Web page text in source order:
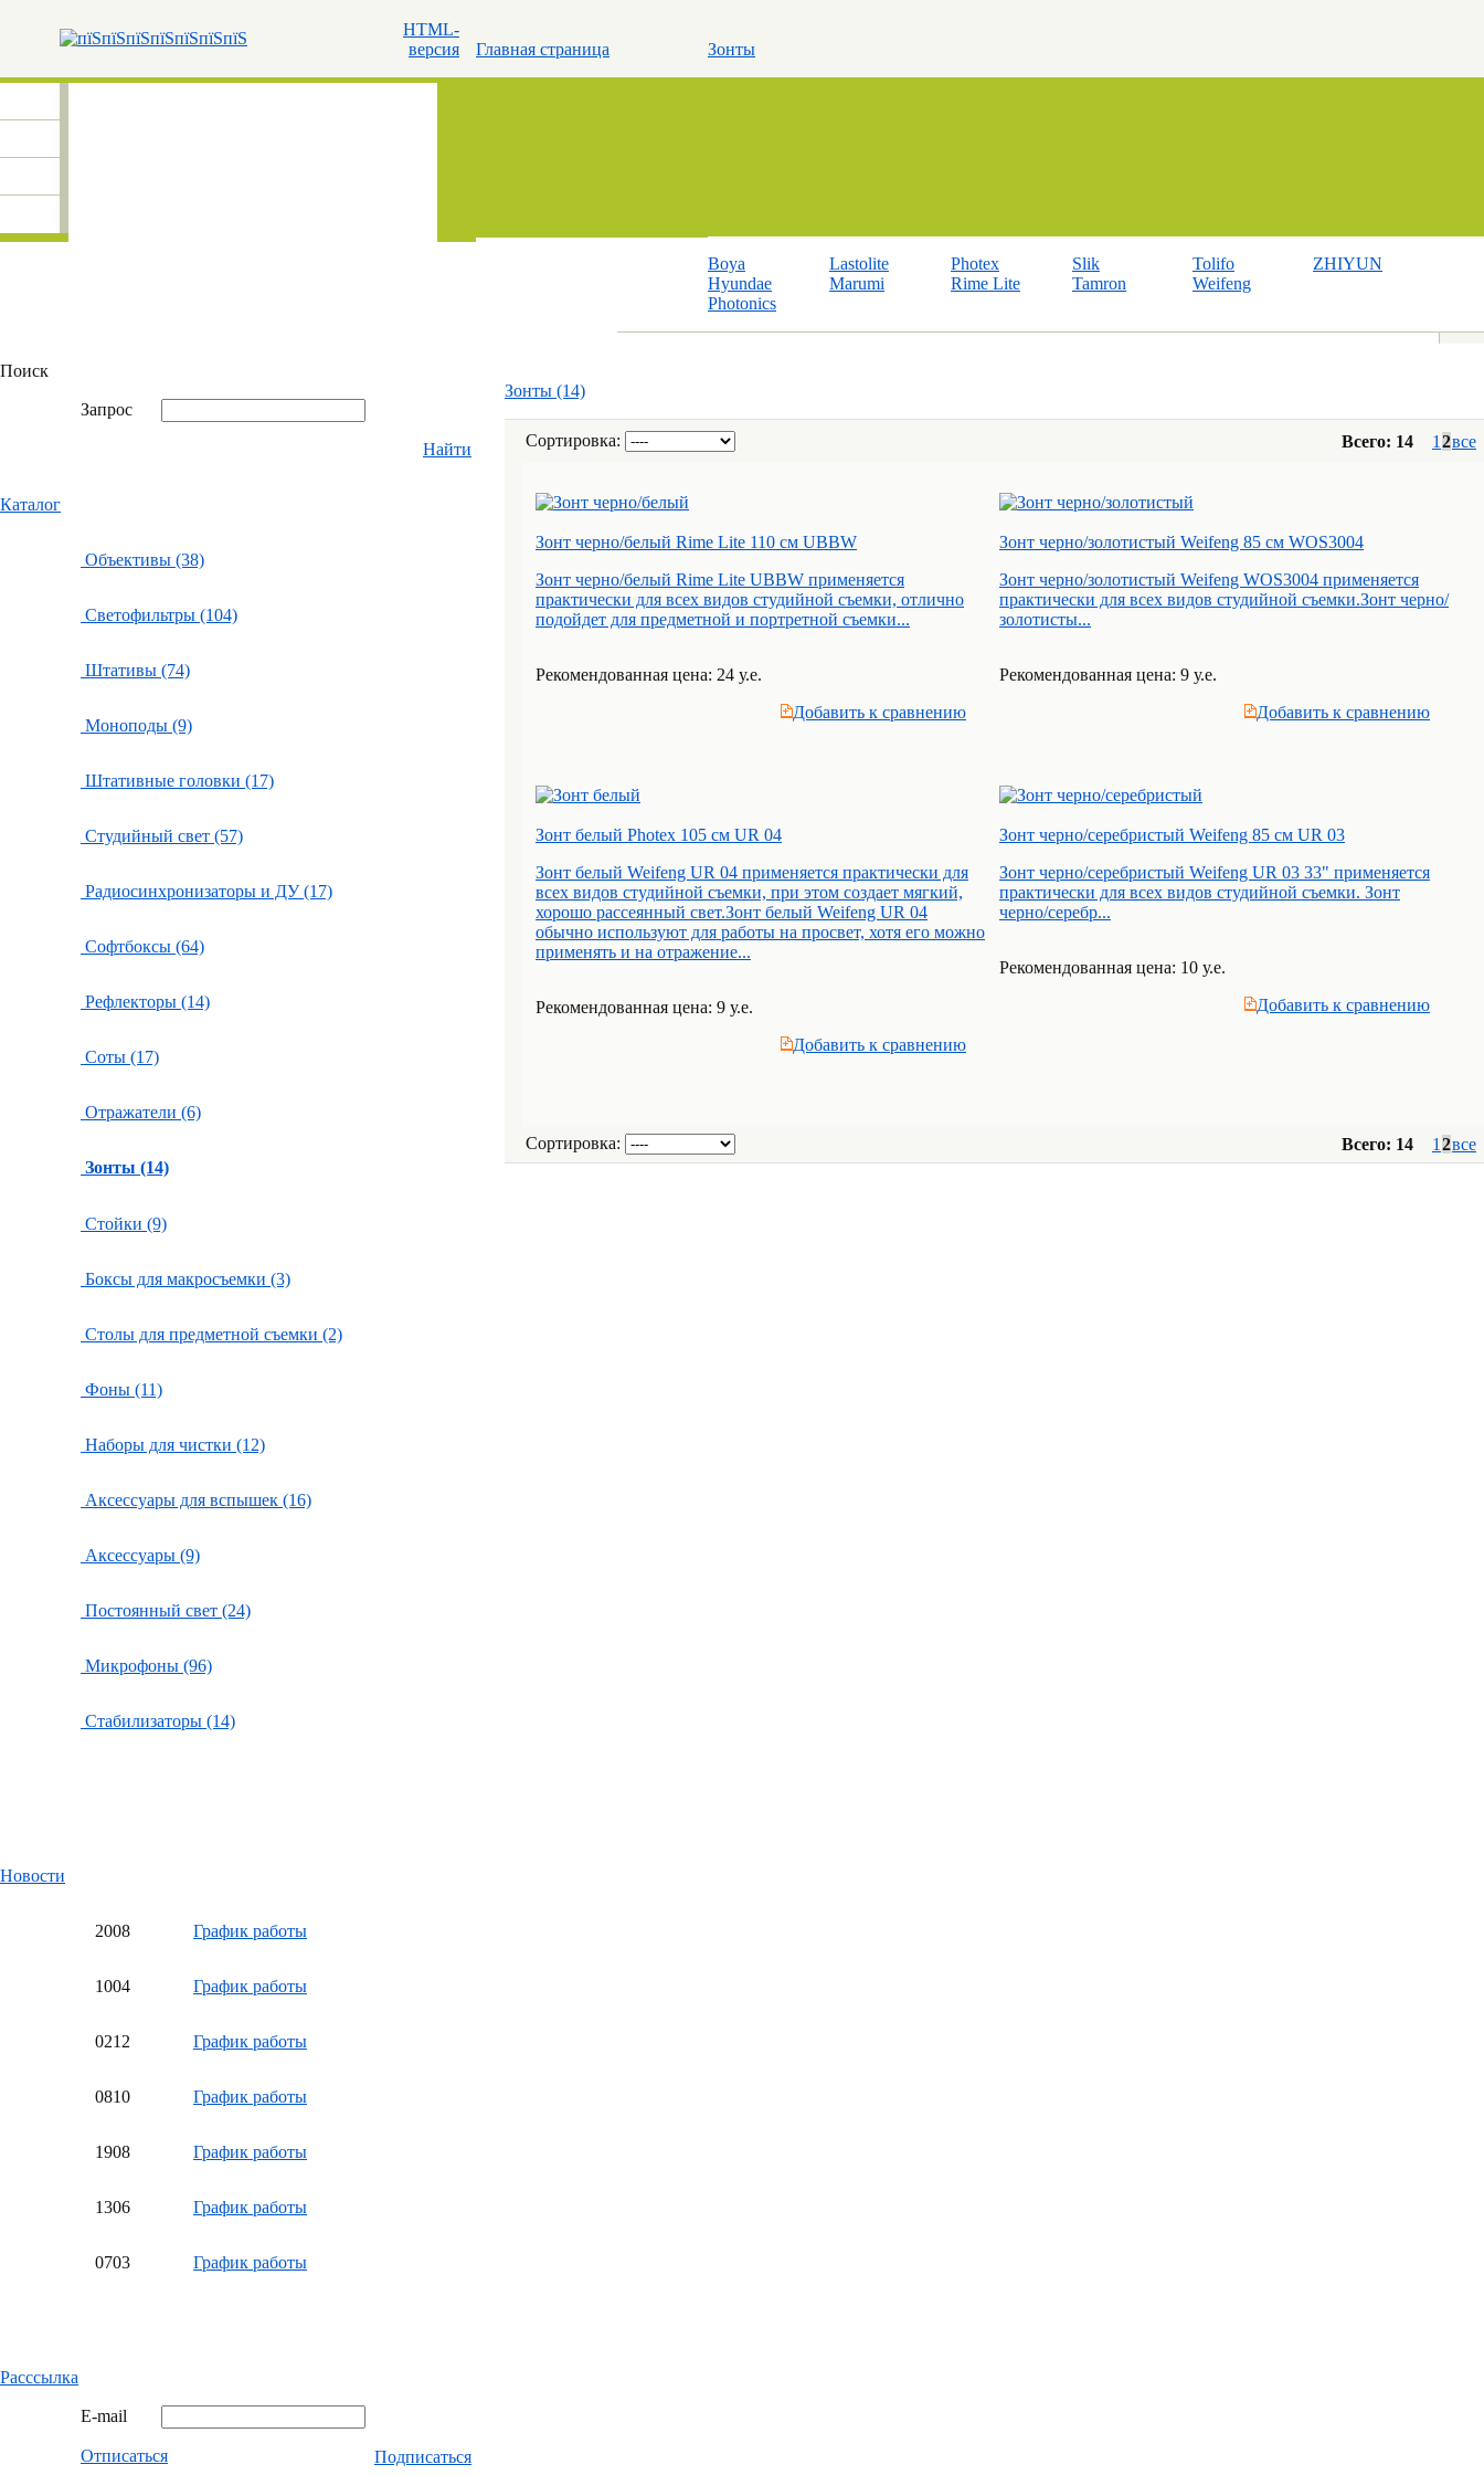
HTML-
версия
Главная страница Зонты
Boya
Hyundae
Photonics
Lastolite
Marumi
Photex
Rime Lite
Slik
Tamron
Tolifo
Weifeng
ZHIYUN
Поиск
Запрос
Найти
Каталог
Объективы (38)
Светофильтры (104)
Штативы (74)
Моноподы (9)
Штативные головки (17)
Студийный свет (57)
Радиосинхронизаторы и ДУ (17)
Софтбоксы (64)
Рефлекторы (14)
Соты (17)
Отражатели (6)
Зонты (14)
Стойки (9)
Боксы для макросъемки (3)
Столы для предметной съемки (2)
Фоны (11)
Наборы для чистки (12)
Аксессуары для вспышек (16)
Аксессуары (9)
Постоянный свет (24)
Микрофоны (96)
Стабилизаторы (14)
Новости
2008 График работы
1004 График работы
0212 График работы
0810 График работы
1908 График работы
1306 График работы
0703 График работы
Расссылка
E-mail
Отписаться Подписаться
Зонты (14)
Сортировка: Всего: 14 1 2все
Зонт черно/белый Rime Lite 110 см UBBW
Зонт черно/белый Rime Lite UBBW применяется
практически для всех видов студийной съемки, отлично
подойдет для предметной и портретной съемки...
Рекомендованная цена: 24 у.е.
Добавить к cравнению
Зонт черно/золотистый Weifeng 85 см WOS3004
Зонт черно/золотистый Weifeng WOS3004 применяется
практически для всех видов студийной съемки.Зонт черно/
золотисты...
Рекомендованная цена: 9 у.е.
Добавить к cравнению
Зонт белый Photex 105 см UR 04
Зонт белый Weifeng UR 04 применяется практически для
всех видов студийной съемки, при этом создает мягкий,
хорошо рассеянный свет.Зонт белый Weifeng UR 04
обычно используют для работы на просвет, хотя его можно
применять и на отражение...
Рекомендованная цена: 9 у.е.
Добавить к cравнению
Зонт черно/серебристый Weifeng 85 см UR 03
Зонт черно/серебристый Weifeng UR 03 33" применяется
практически для всех видов студийной съемки. Зонт
черно/серебр...
Рекомендованная цена: 10 у.е.
Добавить к cравнению
Сортировка: Всего: 14 1 2все